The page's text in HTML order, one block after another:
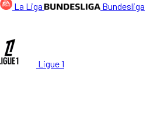
La Liga Bundesliga
Ligue 1